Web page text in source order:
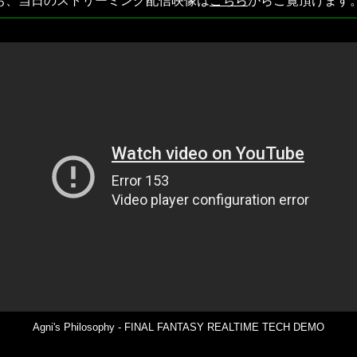
Agni's Philosophy - FINAL FANTASY REALTIME TECH DEMO